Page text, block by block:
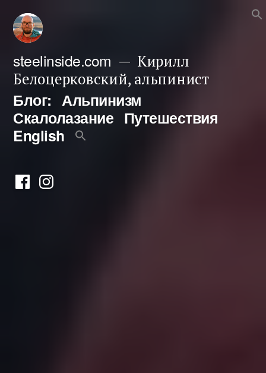
Перейти
содержимому
steelinside.com
Кирилл
Белоцерковский, альпинист
Блог: Альпинизм
Скалолазание Путешествия
English
ФейсбукИнстаграм